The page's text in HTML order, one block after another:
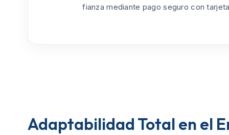
fianza mediante pago seguro con
Adaptabilidad Total en el